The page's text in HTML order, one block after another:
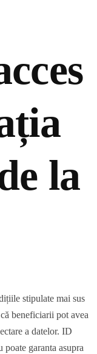
la
stipulate mai sus
beneficiarii pot avea
a datelor. ID
garanta asupra